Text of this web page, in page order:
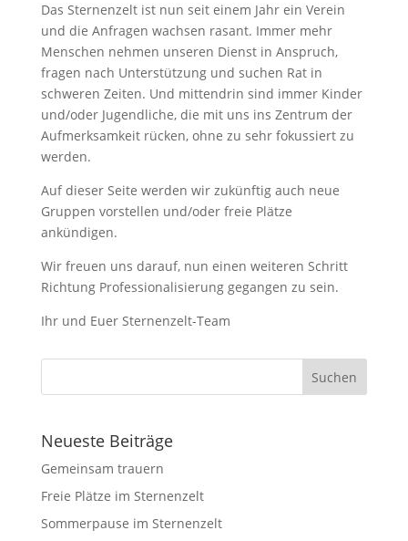
Das Sternenzelt ist nun seit einem Jahr ein Verein
und die Anfragen wachsen rasant. Immer mehr
Menschen nehmen unseren Dienst in Anspruch,
fragen nach Unterstützung und suchen Rat in
schweren Zeiten. Und mittendrin sind immer Kinder
und/oder Jugendliche, die mit uns ins Zentrum der
Aufmerksamkeit rücken, ohne zu sehr fokussiert zu
werden.
Auf dieser Seite werden wir zukünftig auch neue
Gruppen vorstellen und/oder freie Plätze
ankündigen.
Wir freuen uns darauf, nun einen weiteren Schritt
Richtung Professionalisierung gegangen zu sein.
Ihr und Euer Sternenzelt-Team
Neueste Beiträge
Gemeinsam trauern
Freie Plätze im Sternenzelt
Sommerpause im Sternenzelt